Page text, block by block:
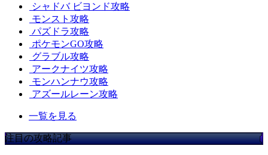
シャドバ ビヨンド攻略
モンスト攻略
パズドラ攻略
ポケモンGO攻略
グラブル攻略
アークナイツ攻略
モンハンナウ攻略
アズールレーン攻略
一覧を見る
注目の攻略記事